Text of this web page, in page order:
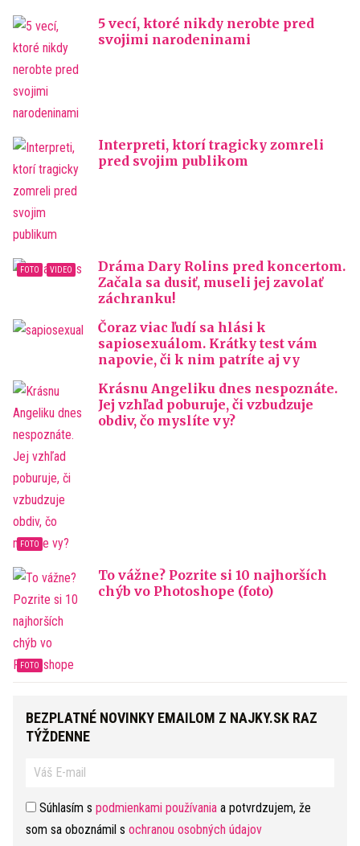
5 vecí, ktoré nikdy nerobte pred
svojimi narodeninami
Interpreti, ktorí tragicky zomreli
pred svojim publikom
Dráma Dary Rolins pred koncertom.
Začala sa dusiť, museli jej zavolať
záchranku!
Čoraz viac ľudí sa hlási k
sapiosexuálom. Krátky test vám
napovie, či k nim patríte aj vy
Krásnu Angeliku dnes nespoznáte.
Jej vzhľad poburuje, či vzbudzuje
obdiv, čo myslíte vy?
To vážne? Pozrite si 10 najhorších
chýb vo Photoshope (foto)
BEZPLATNÉ NOVINKY EMAILOM Z NAJKY.SK RAZ
TÝŽDENNE
Súhlasím s podmienkami používania a potvrdzujem, že
som sa oboznámil s ochranou osobných údajov